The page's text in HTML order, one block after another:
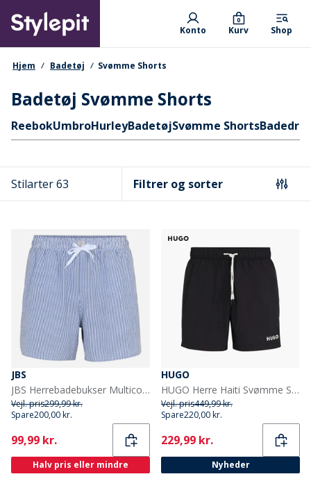
main
content
Primary departments
Konto Kurv
0
Shop
navigationssti
Hjem Badetøj Svømme Shorts
Badetøj Svømme Shorts
Hurtige links
ReebokUmbroHurleyBadetøjSvømme Shorts
Stilarter 63 Filtrer og sorter
JBS
JBS Herrebadebukser Multicolour
Vejl. pris299,99 kr.
Spare200,00 kr.
Current
99,99 kr.
Halv pris eller mindre
HUGO
HUGO Herre Haiti Svømme Shorts Sort
Vejl. pris449,99 kr.
Spare220,00 kr.
Current
229,99 kr.
Nyheder